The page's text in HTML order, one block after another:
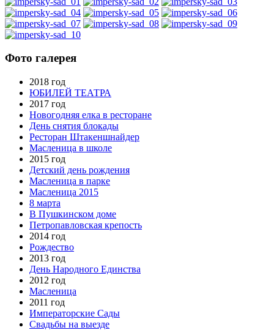
Фото галерея
2018 год
ЮБИЛЕЙ ТЕАТРА
2017 год
Новогодняя елка в ресторане
День снятия блокады
Ресторан Штакеншнайдер
Масленица в школе
2015 год
Детский день рождения
Масленица в парке
Масленица 2015
8 марта
В Пушкинском доме
Петропавловская крепость
2014 год
Рождество
2013 год
День Народного Единства
2012 год
Масленица
2011 год
Императорские Сады
Свадьбы на выезде